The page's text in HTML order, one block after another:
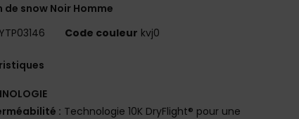
de snow Noir Homme
Code couleur kvj0
: Technologie 10K DryFlight® pour une